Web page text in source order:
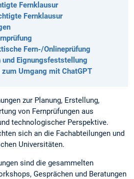
Fernklausur
Fernklausur
Fern-/Onlineprüfung
und Eignungsfeststellung
zum Umgang mit ChatGPT
zur Planung, Erstellung,
von Fernprüfungen aus
technologischer Perspektive.
sich an die Fachabteilungen und
Universitäten.
sind die gesammelten
Gesprächen und Beratungen